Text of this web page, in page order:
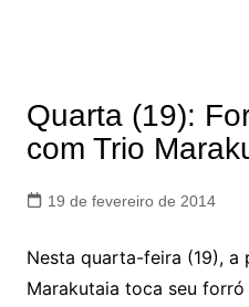
Quarta (19):
com Trio
19 de fevereiro de 2014
Nesta quarta-feira (19), a
Marakutaia toca seu